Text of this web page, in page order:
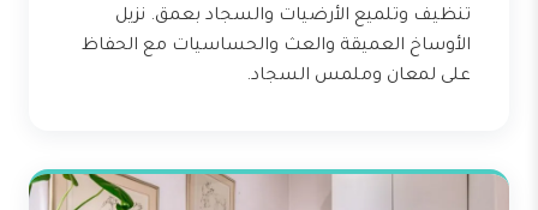
تنظيف وتلميع الأرضيات والسجاد بعمق. نزيل
الأوساخ العميقة والعث والحساسيات مع الحفاظ
على لمعان وملمس السجاد.